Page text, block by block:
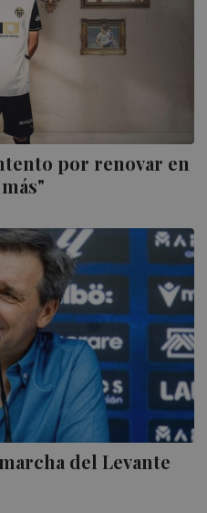
por renovar en
del Levante